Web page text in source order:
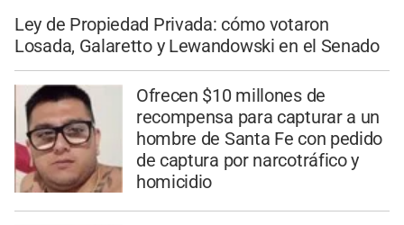
Ley de Propiedad Privada: cómo votaron
Losada, Galaretto y Lewandowski en el Senado
Ofrecen $10 millones de
recompensa para capturar a un
hombre de Santa Fe con pedido
de captura por narcotráfico y
homicidio